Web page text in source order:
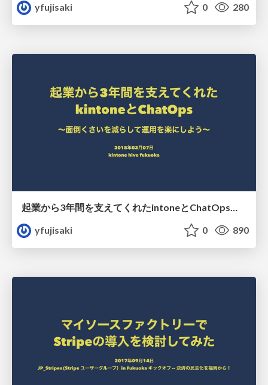
yfujisaki
0 280
起業から3年間を支えてくれたintoneとChatOps〜面倒くさいを減らして運用を楽にしよう〜
yfujisaki
0 890